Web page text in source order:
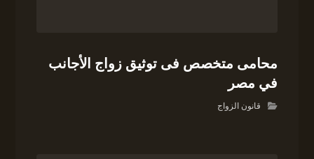
محامى متخصص فى توثيق زواج الأجانب
في مصر
قانون الزواج